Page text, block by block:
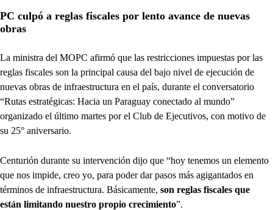
PC culpó a reglas fiscales por lento avance de nuevas
obras
La ministra del MOPC afirmó que las restricciones impuestas por las
reglas fiscales son la principal causa del bajo nivel de ejecución de
nuevas obras de infraestructura en el país, durante el conversatorio
“Rutas estratégicas: Hacia un Paraguay conectado al mundo”
organizado el último martes por el Club de Ejecutivos, con motivo de
su 25° aniversario.
Centurión durante su intervención dijo que “hoy tenemos un elemento
que nos impide, creo yo, para poder dar pasos más agigantados en
términos de infraestructura. Básicamente, son reglas fiscales que
están limitando nuestro propio crecimiento”.